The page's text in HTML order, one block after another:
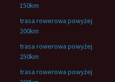
150km
trasa rowerowa powyżej
200km
trasa rowerowa powyżej
250km
trasa rowerowa powyżej